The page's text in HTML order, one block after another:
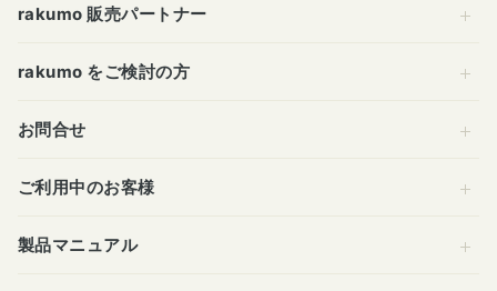
rakumo 販売パートナー
rakumo をご検討の方
お問合せ
ご利用中のお客様
製品マニュアル